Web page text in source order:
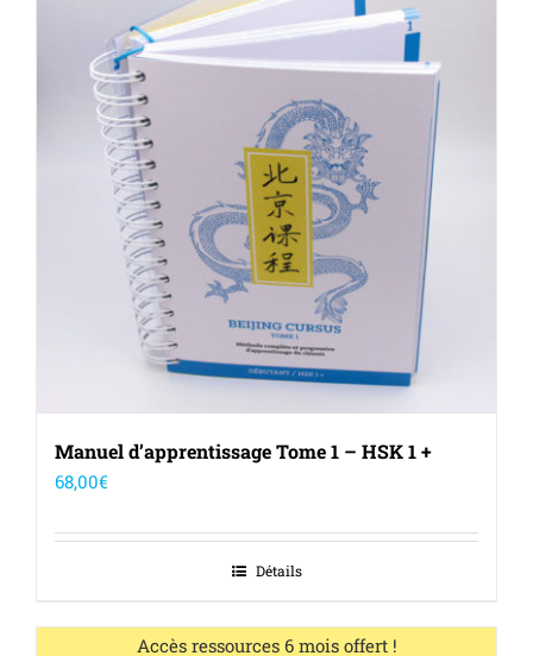
Manuel d’apprentissage Tome 1 – HSK 1 +
68,00€
Détails
Out of stock